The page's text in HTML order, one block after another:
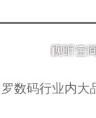
数码行业内